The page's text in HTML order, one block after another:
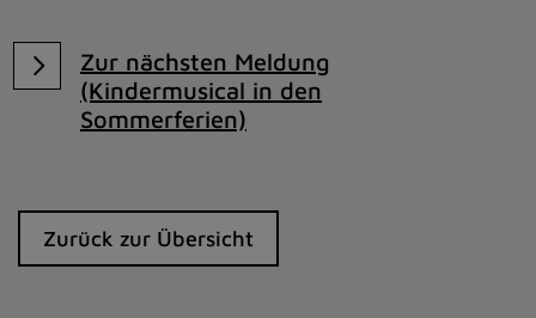
Zur nächsten Meldung
(Kindermusical in den
Sommerferien)
Zurück zur Übersicht